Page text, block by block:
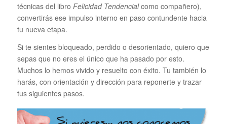
técnicas del libro Felicidad Tendencialcomo compañero),
convertirás ese impulso interno en paso contundente hacia
tu nueva etapa.
Si te sientes bloqueado, perdido o desorientado, quiero que
sepas que no eres el único que ha pasado por esto.
Muchos lo hemos vivido y resuelto con éxito. Tu también lo
harás, con orientación y dirección para reponerte y trazar
tus siguientes pasos.